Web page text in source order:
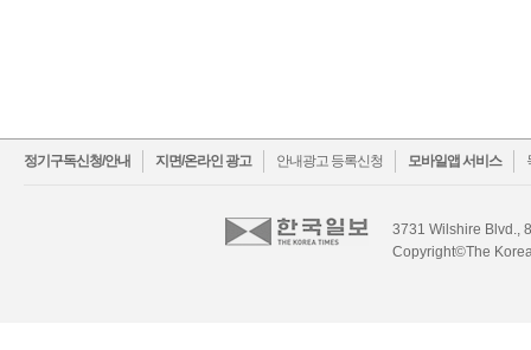
정기구독신청/안내 지면/온라인 광고 안내광고 등록신청 모바일앱 서비스
facebook
twitter
3731 Wilshire Blvd.,
Copyright©The